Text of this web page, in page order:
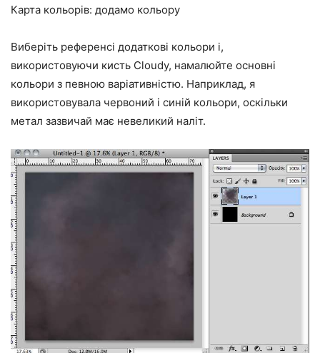
Карта кольорів: додамо кольору
Виберіть референсі додаткові кольори і,
використовуючи кисть Cloudy, намалюйте основні
кольори з певною варіативністю. Наприклад, я
використовувала червоний і синій кольори, оскільки
метал зазвичай має невеликий наліт.